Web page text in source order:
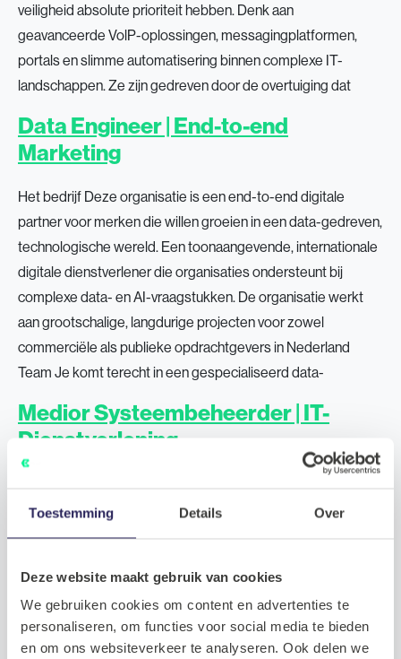
Toestemming Details Over
Deze website maakt gebruik van cookies
We gebruiken cookies om content en advertenties te
personaliseren, om functies voor social media te bieden
en om ons websiteverkeer te analyseren. Ook delen we
veiligheid absolute prioriteit hebben. Denk aan
geavanceerde VolP-oplossingen, messagingplatformen,
portals en slimme automatisering binnen complexe IT-
landschappen. Ze zijn gedreven door de overtuiging dat
Data Engineer | End-to-end
Marketing
Het bedrijf Deze organisatie is een end-to-end digitale
partner voor merken die willen groeien in een data-gedreven,
technologische wereld. Een toonaangevende, internationale
digitale dienstverlener die organisaties ondersteunt bij
complexe data- en AI-vraagstukken. De organisatie werkt
aan grootschalige, langdurige projecten voor zowel
commerciële als publieke opdrachtgevers in Nederland
Team Je komt terecht in een gespecialiseerd data-
Medior Systeembeheerder | IT-
Dienstverlening
ondersteunt al jarenlang MKB-organisaties bij het beheren,
optimaliseren en beveiligen van hun IT-omgevingen. De
ondersteuning en duurzame klantrelaties. Binnen het bedrijf
staan techniek, samenwerking en persoonlijke ontwikkeling
centraal. Medewerkers krijgen veel vrijheid en